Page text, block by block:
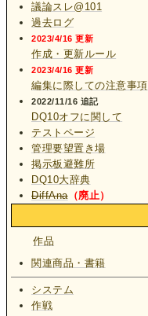
議論スレ@101
過去ログ
2023/4/16 更新
作成・更新ルール
2023/4/16 更新
編集に際しての注意事項
2022/11/16 追記
DQ10オフに関して
テストページ
管理要望置き場
掲示板避難所
DQ10大辞典
DiffAna（廃止）
作品
関連商品・書籍
システム
作戦